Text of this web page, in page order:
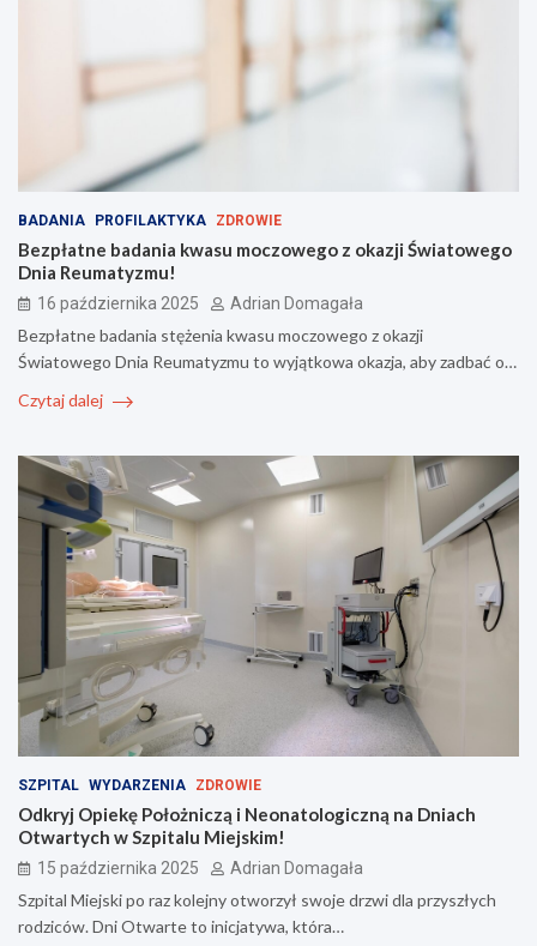
BADANIA PROFILAKTYKA ZDROWIE
Bezpłatne badania kwasu moczowego z okazji Światowego
Dnia Reumatyzmu!
16 października 2025 Adrian Domagała
Bezpłatne badania stężenia kwasu moczowego z okazji
Światowego Dnia Reumatyzmu to wyjątkowa okazja, aby zadbać o…
Czytaj dalej
SZPITAL WYDARZENIA ZDROWIE
Odkryj Opiekę Położniczą i Neonatologiczną na Dniach
Otwartych w Szpitalu Miejskim!
15 października 2025 Adrian Domagała
Szpital Miejski po raz kolejny otworzył swoje drzwi dla przyszłych
rodziców. Dni Otwarte to inicjatywa, która…